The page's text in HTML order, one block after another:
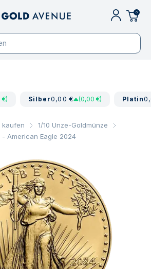
0
€) Silber0,00 € (0,00 €) Platin
kaufen
1/10 Unze-Goldmünze
- American Eagle 2024